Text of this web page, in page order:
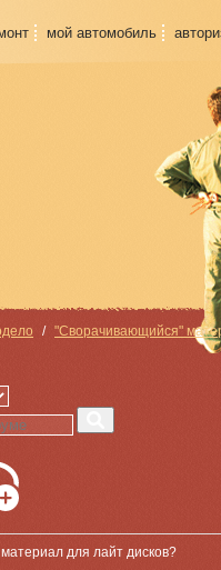
мой автомобиль
"Сворачивающийся"
для лайт дисков?